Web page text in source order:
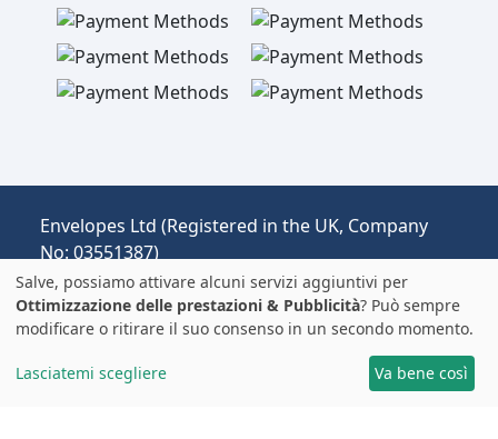
Envelopes Ltd (Registered in the UK, Company
No: 03551387)
Operante come envelopespackaging.it |
Spedizione dal Regno Unito all'Italia.
Prezzi in EUR | Dazi e IVA possono essere
© 2025 All rights reserved.
Salve, possiamo attivare alcuni servizi aggiuntivi per
Ottimizzazione delle prestazioni & Pubblicità? Può sempre
modificare o ritirare il suo consenso in un secondo momento.
Lasciatemi scegliere Va bene così